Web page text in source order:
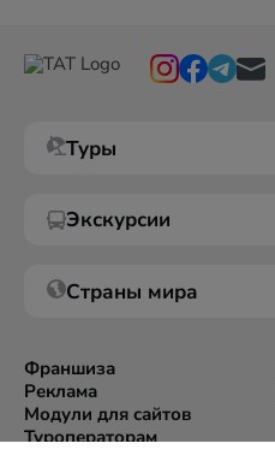
Туры
Экскурсии
Страны мира
Франшиза
Реклама
Модули для сайтов
Туроператорам